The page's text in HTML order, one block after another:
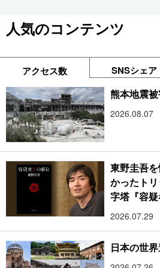
人気のコンテンツ
アクセス数 SNSシェア
熊本地震
2026.08.07
東野圭吾
かったト
字塔『容
2026.07.29
日本の世